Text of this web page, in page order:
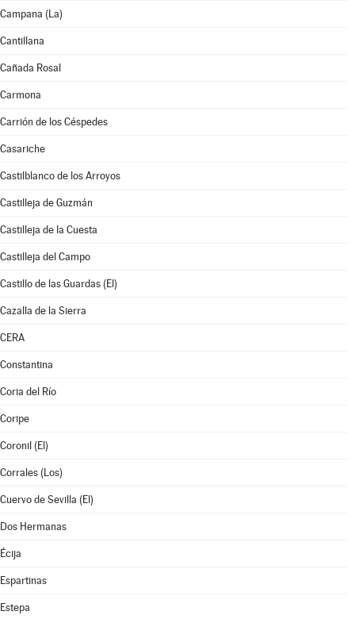
Campana (La)
Cantillana
Cañada Rosal
Carmona
Carrión de los Céspedes
Casariche
Castilblanco de los Arroyos
Castilleja de Guzmán
Castilleja de la Cuesta
Castilleja del Campo
Castillo de las Guardas (El)
Cazalla de la Sierra
CERA
Constantina
Coria del Río
Coripe
Coronil (El)
Corrales (Los)
Cuervo de Sevilla (El)
Dos Hermanas
Écija
Espartinas
Estepa